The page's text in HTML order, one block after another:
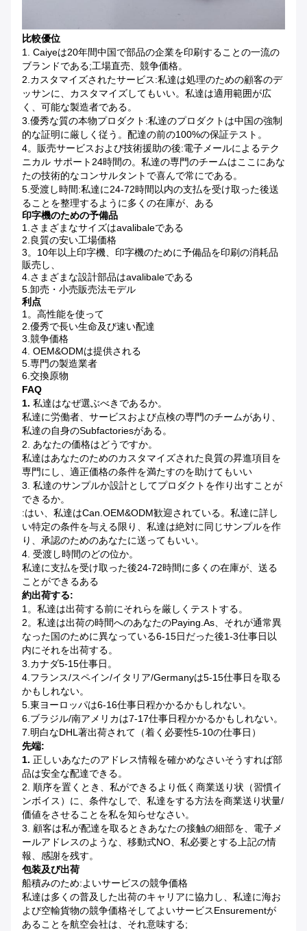
比較優位
1. Caiyeは20年間中国で部品の企業を印刷することの一流の
ブランドである;工場直売、競争価格。
2.カスタマイズされたサービス:私達は処理のための顧客のデ
ッサンに、カスタマイズしてもいい。私達は適用範囲が広
く、可能な製造者である。
3.優秀な質の本物プロダクト:私達のプロダクトは中国の強制
的な証明に厳しく従う。配達の前の100%の保証テスト。
4。販売サービスおよび技術援助の後:電子メールによるテク
ニカル サポート24時間の。私達の専門のチームはここにあな
たの技術的なコンサルタントで喜んで常にである。
5.受渡し時間:私達に24-72時間以内の支払を受け取った後送
ることを整理するように多くの在庫が、ある
印字機のための予備品
1.さまざまなサイズはavalibaleである
2.良質の安い工場価格
3。10年以上印字機、印字機のために予備品を印刷の消耗品
販売し、
4.さまざまな設計部品はavalibaleである
5.卸売・小売販売法モデル
利点
1。高性能を使って
2.優秀で長い生命及び速い配達
3.競争価格
4. OEM&ODMは提供される
5.専門の製造業者
6.交換原物
FAQ
1. 私達はなぜ選ぶべきであるか。
私達に労働者、サービスおよび点検の専門のチームがあり、
私達の自身のsubfactoriesがある。
2. あなたの価格はどうですか。
私達はあなたのためのカスタマイズされた良質の昇進項目を
専門にし、適正価格の条件を満たすのを助けてもいい
3. 私達のサンプルか設計としてプロダクトを作り出すことが
できるか。
:はい、私達はcan.OEM&ODM歓迎されている。私達に詳し
い特定の条件を与える限り、私達は絶対に同じサンプルを作
り、承認のためのあなたに送ってもいい。
4. 受渡し時間のどの位か。
私達に支払を受け取った後24-72時間に多くの在庫が、送る
ことができるある
約出荷する:
1。私達は出荷する前にそれらを厳しくテストする。
2。私達は出荷の時間へのあなたのpaying.as、それが通常異
なった国のために異なっている6-15日だった後1-3仕事日以
内にそれを出荷する。
3.カナダ5-15仕事日。
4.フランス/スペイン/イタリア/Germanyは5-15仕事日を取る
かもしれない。
5.東ヨーロッパは6-16仕事日程かかるかもしれない。
6.ブラジル/南アメリカは7-17仕事日程かかるかもしれない。
7.明白なDHL著出荷されて（着く必要性5-10の仕事日）
先端:
1. 正しいあなたのアドレス情報を確かめなさいそうすれば部
品は安全な配達できる。
2. 順序を置くとき、私ができるより低く商業送り状（習慣イ
ンボイス）に、条件なしで、私達をする方法を商業送り状量/
価値をさせることを私を知らせなさい。
3. 顧客は私が配達を取るときあなたの接触の細部を、電子メ
ールアドレスのような、移動式NO、私必要とする上記の情
報、感謝を残す。
包装及び出荷
船積みのため:よいサービスの競争価格
私達は多くの普及した出荷のキャリアに協力し、私達に海お
よび空輸貨物の競争価格そしてよいサービスensurementが
あることを航空会社は、それ意味する;